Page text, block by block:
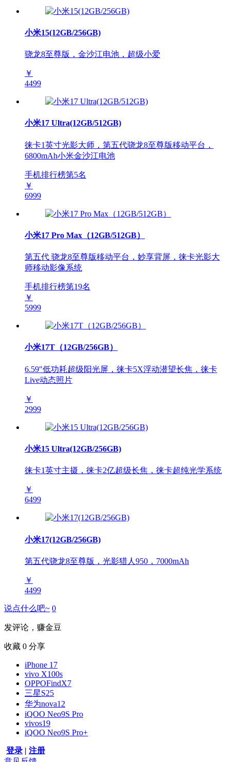
小米15(12GB/256GB)
骁龙8至尊版，金沙江电池，超级小爱
￥
4499
小米17 Ultra(12GB/512GB)
徕卡1英寸光影大师，第五代骁龙8至尊版移动平台，
6800mAh小米金沙江电池
手机排行榜第5名
￥
6999
小米17 Pro Max（12GB/512GB）
第五代 骁龙8至尊版移动平台，妙享背屏，徕卡光影大
师移动影像系统
手机排行榜第19名
￥
5999
小米17T（12GB/256GB）
6.59"低功耗超级阳光屏，徕卡5X浮动潜望长焦，徕卡
Live动态照片
￥
2999
小米15 Ultra(12GB/256GB)
徕卡1英寸主摄，徕卡2亿超级长焦，徕卡超纯光学系统
￥
6499
小米17(12GB/256GB)
第五代骁龙8至尊版，光影猎人950，7000mAh
￥
4499
说点什么吧~ 0
发评论，赚金豆
收藏 0 分享
iPhone 17
vivo X100s
OPPOFindX7
三星S25
华为nova12
iQOO Neo9S Pro
vivos19
iQOO Neo9S Pro+
登录 | 注册